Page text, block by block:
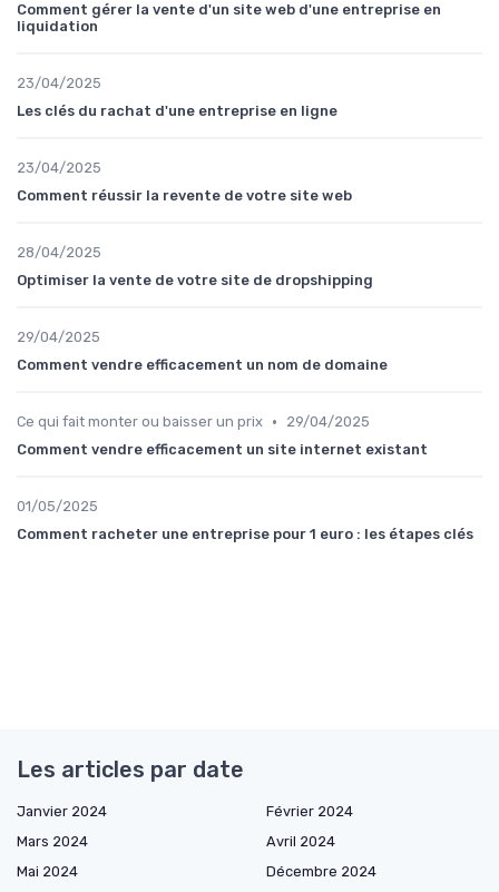
Comment gérer la vente d'un site web d'une entreprise en
liquidation
23/04/2025
Les clés du rachat d'une entreprise en ligne
23/04/2025
Comment réussir la revente de votre site web
28/04/2025
Optimiser la vente de votre site de dropshipping
29/04/2025
Comment vendre efficacement un nom de domaine
Ce qui fait monter ou baisser un prix •
29/04/2025
Comment vendre efficacement un site internet existant
01/05/2025
Comment racheter une entreprise pour 1 euro : les étapes clés
Les articles par date
Janvier 2024
Février 2024
Mars 2024
Avril 2024
Mai 2024
Décembre 2024